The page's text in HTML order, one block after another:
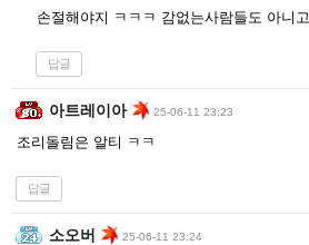
손절해야지 ㅋㅋㅋ 감없는사람들도 아니고
답글
아트레이아 25-06-11 23:23
조리돌림은 알티 ㅋㅋ
답글
소오버 25-06-11 23:24